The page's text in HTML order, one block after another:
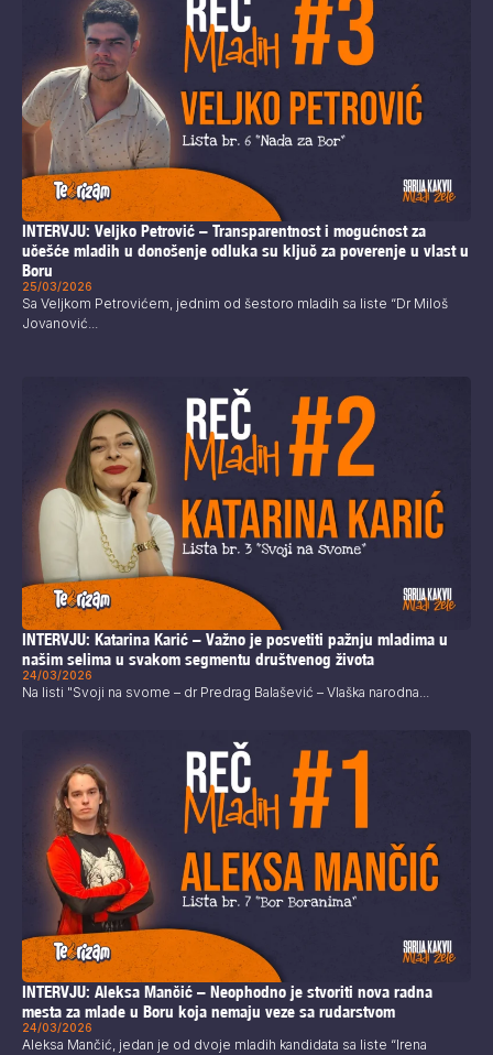
INTERVJU: Veljko Petrović – Transparentnost i mogućnost za
učešće mladih u donošenje odluka su ključ za poverenje u vlast u
Boru
25/03/2026
Sa Veljkom Petrovićem, jednim od šestoro mladih sa liste “Dr Miloš
Jovanović...
INTERVJU: Katarina Karić – Važno je posvetiti pažnju mladima u
našim selima u svakom segmentu društvenog života
24/03/2026
Na listi "Svoji na svome – dr Predrag Balašević – Vlaška narodna...
INTERVJU: Aleksa Mančić – Neophodno je stvoriti nova radna
mesta za mlade u Boru koja nemaju veze sa rudarstvom
24/03/2026
Aleksa Mančić, jedan je od dvoje mladih kandidata sa liste “Irena